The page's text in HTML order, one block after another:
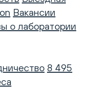
Вакансии
о лаборатории
8 495